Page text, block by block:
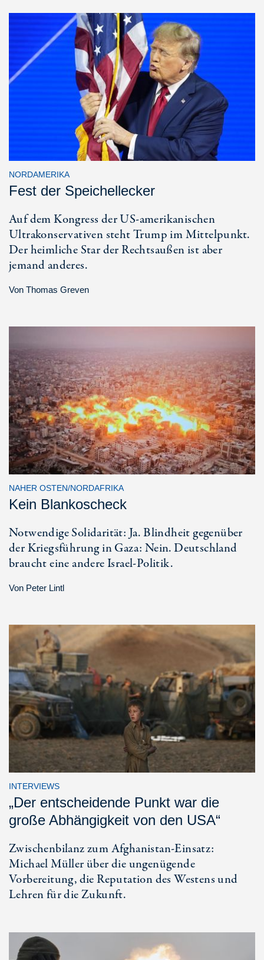
NORDAMERIKA
Fest der Speichellecker
Auf dem Kongress der US-amerikanischen
Ultrakonservativen steht Trump im Mittelpunkt.
Der heimliche Star der Rechtsaußen ist aber
jemand anderes.
Von Thomas Greven
NAHER OSTEN/NORDAFRIKA
Kein Blankoscheck
Notwendige Solidarität: Ja. Blindheit gegenüber
der Kriegsführung in Gaza: Nein. Deutschland
braucht eine andere Israel-Politik.
Von Peter Lintl
INTERVIEWS
„Der entscheidende Punkt war die
große Abhängigkeit von den USA“
Zwischenbilanz zum Afghanistan-Einsatz:
Michael Müller über die ungenügende
Vorbereitung, die Reputation des Westens und
Lehren für die Zukunft.